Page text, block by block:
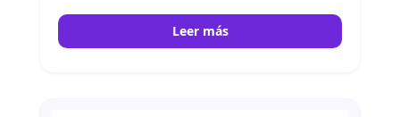
grandes volúmenes en sectores como el
biólogico, farmacéutico, biofarmacéutico y
Leer más